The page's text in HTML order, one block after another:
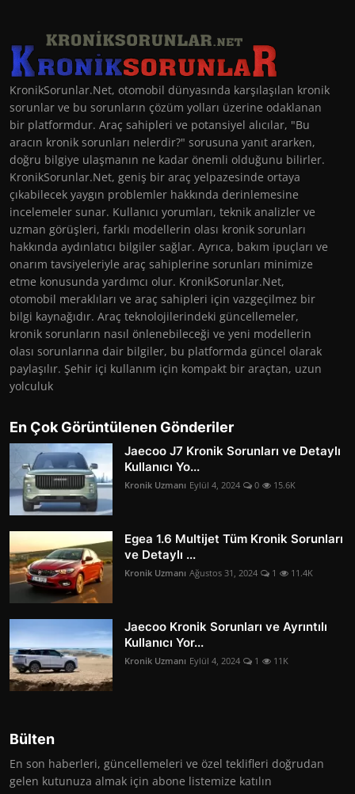
KronikSorunlar.Net, otomobil dünyasında karşılaşılan kronik
sorunlar ve bu sorunların çözüm yolları üzerine odaklanan
bir platformdur. Araç sahipleri ve potansiyel alıcılar, "Bu
aracın kronik sorunları nelerdir?" sorusuna yanıt ararken,
doğru bilgiye ulaşmanın ne kadar önemli olduğunu bilirler.
KronikSorunlar.Net, geniş bir araç yelpazesinde ortaya
çıkabilecek yaygın problemler hakkında derinlemesine
incelemeler sunar. Kullanıcı yorumları, teknik analizler ve
uzman görüşleri, farklı modellerin olası kronik sorunları
hakkında aydınlatıcı bilgiler sağlar. Ayrıca, bakım ipuçları ve
onarım tavsiyeleriyle araç sahiplerine sorunları minimize
etme konusunda yardımcı olur. KronikSorunlar.Net,
otomobil meraklıları ve araç sahipleri için vazgeçilmez bir
bilgi kaynağıdır. Araç teknolojilerindeki güncellemeler,
kronik sorunların nasıl önlenebileceği ve yeni modellerin
olası sorunlarına dair bilgiler, bu platformda güncel olarak
paylaşılır. Şehir içi kullanım için kompakt bir araçtan, uzun
yolculuk
En Çok Görüntülenen Gönderiler
Jaecoo J7 Kronik Sorunları ve Detaylı
Kullanıcı Yo...
Kronik Uzmanı Eylül 4, 2024 0 15.6K
Egea 1.6 Multijet Tüm Kronik Sorunları
ve Detaylı ...
Kronik Uzmanı Ağustos 31, 2024 1 11.4K
Jaecoo Kronik Sorunları ve Ayrıntılı
Kullanıcı Yor...
Kronik Uzmanı Eylül 4, 2024 1 11K
Bülten
En son haberleri, güncellemeleri ve özel teklifleri doğrudan
gelen kutunuza almak için abone listemize katılın